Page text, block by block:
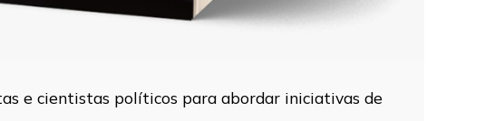
e cientistas políticos para abordar iniciativas de